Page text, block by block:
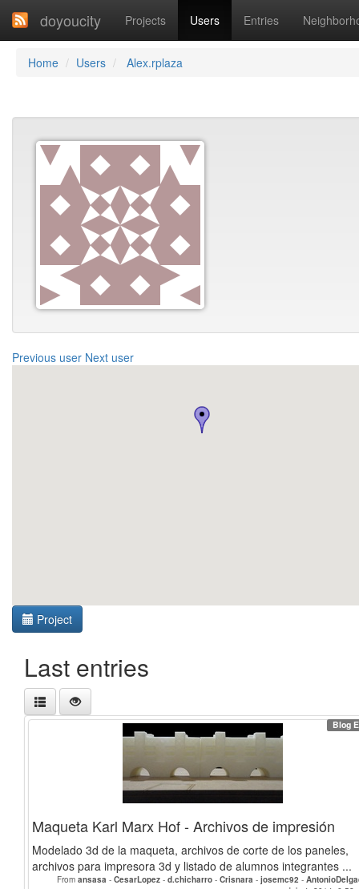
doyoucity Projects Users Entries
Home Users Alex.rplaza
Previous user Next user
Project
Last entries
Blog
Maqueta Karl Marx Hof - Archivos de impresión
Modelado 3d de la maqueta, archivos de corte de los paneles,
archivos para impresora 3d y listado de alumnos integrantes ...
From ansasa - CesarLopez - d.chicharro - Crisnara - josemc92 -